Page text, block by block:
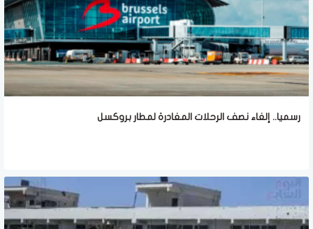
رسميا.. إلغاء نصف الرحلات المغادرة لمطار بروكسل